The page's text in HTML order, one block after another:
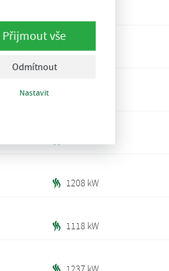
Přijmout vše
Odmítnout
Nastavit
919 kW
1208 kW
1118 kW